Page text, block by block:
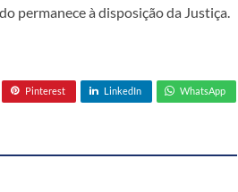
permanece à disposição da Justiça.
Pinterest LinkedIn WhatsApp